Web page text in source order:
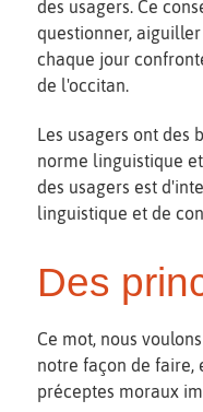
des usagers. Ce
questionner,
chaque jour
de l'occitan.
Les usagers ont des
norme linguistique
des usagers est
linguistique et de
Des
Ce mot, nous
notre façon de faire,
préceptes moraux